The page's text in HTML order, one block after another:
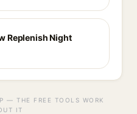
Replenish Night
— THE FREE TOOLS WORK
IT